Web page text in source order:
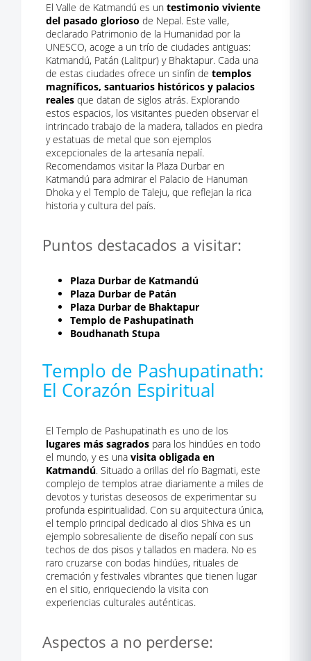
El Valle de Katmandú es un testimonio viviente
del pasado glorioso de Nepal. Este valle,
declarado Patrimonio de la Humanidad por la
UNESCO, acoge a un trío de ciudades antiguas:
Katmandú, Patán (Lalitpur) y Bhaktapur. Cada una
de estas ciudades ofrece un sinfín de templos
magníficos, santuarios históricos y palacios
reales que datan de siglos atrás. Explorando
estos espacios, los visitantes pueden observar el
intrincado trabajo de la madera, tallados en piedra
y estatuas de metal que son ejemplos
excepcionales de la artesanía nepalí.
Recomendamos visitar la Plaza Durbar en
Katmandú para admirar el Palacio de Hanuman
Dhoka y el Templo de Taleju, que reflejan la rica
historia y cultura del país.
Puntos destacados a visitar:
Plaza Durbar de Katmandú
Plaza Durbar de Patán
Plaza Durbar de Bhaktapur
Templo de Pashupatinath
Boudhanath Stupa
Templo de Pashupatinath:
El Corazón Espiritual
El Templo de Pashupatinath es uno de los
lugares más sagrados para los hindúes en todo
el mundo, y es una visita obligada en
Katmandú. Situado a orillas del río Bagmati, este
complejo de templos atrae diariamente a miles de
devotos y turistas deseosos de experimentar su
profunda espiritualidad. Con su arquitectura única,
el templo principal dedicado al dios Shiva es un
ejemplo sobresaliente de diseño nepalí con sus
techos de dos pisos y tallados en madera. No es
raro cruzarse con bodas hindúes, rituales de
cremación y festivales vibrantes que tienen lugar
en el sitio, enriqueciendo la visita con
experiencias culturales auténticas.
Aspectos a no perderse: